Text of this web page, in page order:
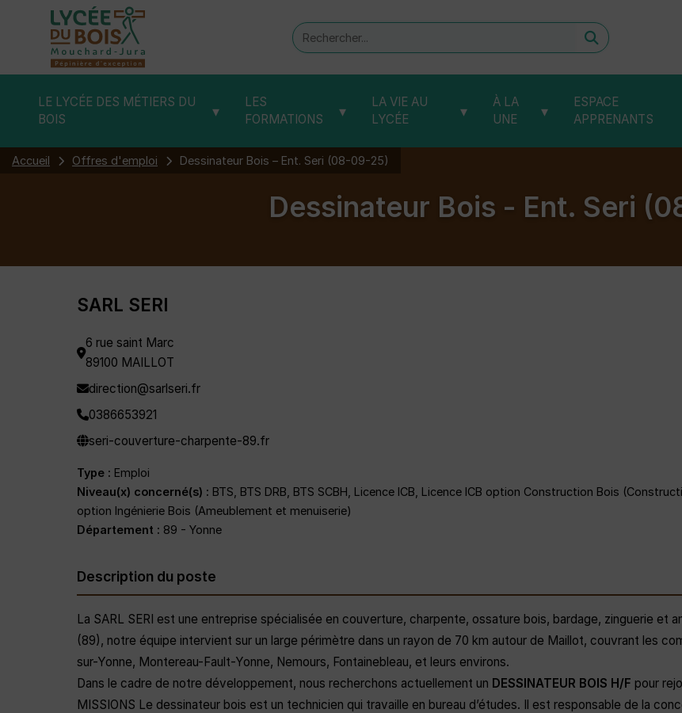
Rechercher
LE LYCÉE DES MÉTIERS DU
BOIS
▾
LES
FORMATIONS
▾
LA VIE AU
LYCÉE
▾
À LA
UNE
▾
ESPACE
APPRENANTS
Accueil Offres d'emploi Dessinateur Bois – Ent. Seri (08-09-25)
Dessinateur Bois - Ent. Seri
SARL SERI
6 rue saint Marc
89100 MAILLOT
direction@sarlseri.fr
0386653921
seri-couverture-charpente-89.fr
Type : Emploi
Niveau(x) concerné(s) : BTS, BTS DRB, BTS SCBH, Licence ICB, Licence ICB option Construction Bois
option Ingénierie Bois (Ameublement et menuiserie)
Département : 89 - Yonne
Description du poste
La SARL SERI est une entreprise spécialisée en couverture, charpente, ossature bois, bardage, zinguerie et
(89), notre équipe intervient sur un large périmètre dans un rayon de 70 km autour de Maillot, couvrant les
sur-Yonne, Montereau-Fault-Yonne, Nemours, Fontainebleau, et leurs environs.
Dans le cadre de notre développement, nous recherchons actuellement un DESSINATEUR BOIS H/F pour
MISSIONS Le dessinateur bois est un technicien qui travaille en bureau d’études. Il est responsable de la